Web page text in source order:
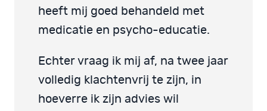
heeft mij goed behandeld met
medicatie en psycho-educatie.
Echter vraag ik mij af, na twee jaar
volledig klachtenvrij te zijn, in
hoeverre ik zijn advies wil